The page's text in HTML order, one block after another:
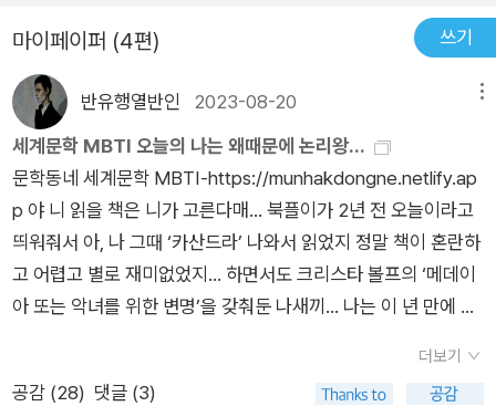
뭔가 이래저래 빡치는 구석이 많았다. 꼴랑 1억 전세금 밖에 없었
지만 대출 3억을 받아서 거기서 멀지 않은 동네에 30평짜리 옹벽
옆 저층 아파트를 사버렸다. 그리고 5년 후에 부동산 급등기에 두
배 넘게 올라 팔아 버리고 같은 동네 소단지 40평대로 갈아타기
에 성공한다… 3대가 살 수 있는 집을 손에 넣고 빚도 얻고 2년 만
에 집값하락도 얻었지만 뭐… 돈 없어서 찔찔대고 -4300만원 전
세금 대출로 시작했던 가난한 신혼시절에 비하면 십 년만에 인생
역전… 야 소설 속 방 얻으러 다니는 애한테 이런 이야기 해주면
좀 풀리냐? 쓰고 보니 투기꾼 새끼 같다… 실거주래도 갬블러였
다 나... 소설 읽는 동안 앞으로 한 15년 버티고 계속 쓰면 내가 도
달할 수도 있을 어떤 평행우주를 만난 듯한 기분이 들었지만 우리
는 두 번째 이서수는 필요없잖아요… 약간의 허탈함도 느껴지고,
우리 사회가 이제는 1차적인 욕구에서 벗어나 2차, 3차적인 욕구
를 원할 만큼 변화되었다는 말을 들은 게 벌써 십수년 전인데, 여
전히 1차적인 욕구를 충족시킬 수 없어 불안에 떠는 사람들이 너
무나도 많다. 이러한 불안에 대한 스트레스는 “나의 방광, 나의
지구”에서 나온 것처럼 과민성 방광 증세를 가중시켜 급기야 회
의 중에 실례를 하게 되는 사태까지 벌어지고 성인용 기저귀를 차
야 하는 수모를 발생시킨다. “그는 매미를 먹었다”의 주인공인
식당 주인은 제육 덮밥과 불고기 덮밥 밖에 할 줄 모르는데 부동
산 김사장의 비아냥 거림을 참아야 하고 오지 않는 손님을 기다리
다 지쳐 매미 울음 소리를 내며 답답함을 견디려 한다. 결국 제목
처럼 매미를 집어 삼키고 팔을 흔들며 날기를 고대하는 모습은 어
찌나 처량한지, 매미를 먹은 것 따위는 하나도 이상하지 않은 일
이 왔으면 좋겠다는 아메바적인 생각으로 귀결되는 고찰을 끝으
로 일어난다. 내내 누워서 유튜브, 넷플릭스, 웨이브, 티빙, 디즈
니 플러스를 봤으면 좋겠다. 한 일 년 정도 그렇게. 안 될까?안
돼. 이서수의 첫 소설집을 얼마나 기다렸던가. 『젊은 근희의 행
진』을 받아들고 표지를 한참이나 들여다봤다. 표지에는 단발머리
를 하고 가방을 멘 여자의 옆모습이 있다. 와 순간 나인 줄. 몇 년
동안 내가 이러고 다닌다. 한결같은 스타일. 단발머리, 책가방. 머
리를 길러서 묶어볼까도 했지만 아침에 머리 말리는 시간을 끝내
확보하지 못했다. 보부상 재질이라 핸드백은 꿈도 꾸지 않는다.
갑자기 비가 와서 양말 젖으면 어떡해. 양말, 우산, 비상약, 물티
기하자 본격적으로. 『젊은 근희의 행진』, 말해 뭐해. 전 국민 필독
서로 지정해서 읽고 독후감 써서 국세청 홈페이지에 신고서 양식
마이페이퍼 (4편) 쓰기
반유행열반인 2023-08-20
세계문학 MBTI 오늘의 나는 왜때문에 논리왕...
문학동네 세계문학 MBTI-https://munhakdongne.netlify.ap
p 야 니 읽을 책은 니가 고른다매... 북플이가 2년 전 오늘이라고
띄워줘서 아, 나 그때 ‘카산드라’ 나와서 읽었지 정말 책이 혼란하
고 어렵고 별로 재미없었지... 하면서도 크리스타 볼프의 ‘메데이
아 또는 악녀를 위한 변명’을 갖춰둔 나새끼... 나는 이 년 만에 좀
똑이 판관 사칭(?) 논리왕 포셔가 나왔다. 오... 그런데 나 읽었대
2017년에 펭귄판으로...https://m.blog.naver.com/natf/2213
더보기
공감 (28) 댓글 (3)